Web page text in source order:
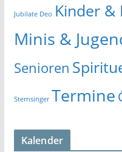
Jubilate Deo Kinder &
Minis &
Senioren
Sternsinger Termine
Kalender